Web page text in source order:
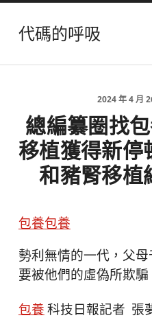
代碼的呼吸
2024 年 4 月
總編纂圈找
移植獲得新停
和豬腎移植
包養包養
勢利無情的一代，父
要被他們的虛偽所欺騙
包養 科技日報記者 張